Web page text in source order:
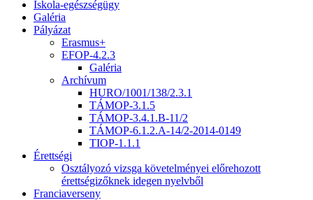
Iskola-egészségügy
Galéria
Pályázat
Erasmus+
EFOP-4.2.3
Galéria
Archívum
HURO/1001/138/2.3.1
TÁMOP-3.1.5
TÁMOP-3.4.1.B-11/2
TÁMOP-6.1.2.A-14/2-2014-0149
TIOP-1.1.1
Érettségi
Osztályozó vizsga követelményei előrehozott
érettségizőknek idegen nyelvből
Franciaverseny